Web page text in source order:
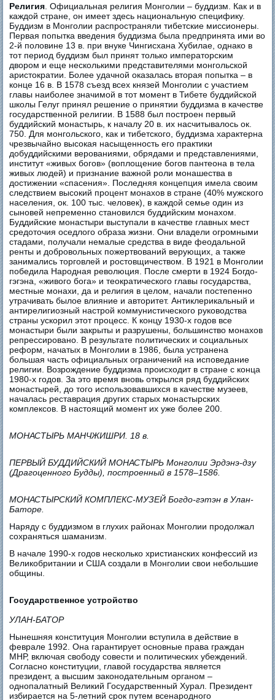
Религия . Официальная религия Монголии – буддизм. Как и в
каждой стране, он имеет здесь национальную специфику.
Буддизм в Монголии распространяли тибетские миссионеры.
Первая попытка введения буддизма была предпринята ими во
2-й половине 13 в. при внуке Чингисхана Хубилае, однако в
тот период буддизм был принят только императорским
двором и еще несколькими представителями монгольской
аристократии. Более удачной оказалась вторая попытка – в
конце 16 в. В 1578 съезд всех князей Монголии с участием
главы наиболее значимой в тот момент в Тибете буддийской
школы Гелуг принял решение о принятии буддизма в качестве
государственной религии. В 1588 был построен первый
буддийский монастырь, к началу 20 в. их насчитывалось ок.
750. Для монгольского, как и тибетского, буддизма характерна
чрезвычайно высокая насыщенность его практики
добуддийскими верованиями, обрядами и представлениями,
институт «живых богов» (воплощение богов пантеона в тела
живых людей) и признание важной роли монашества в
достижении «спасения». Последняя концепция имела своим
следствием высокий процент монахов в стране (40% мужского
населения, ок. 100 тыс. человек), в каждой семье один из
сыновей непременно становился буддийским монахом.
Буддийские монастыри выступали в качестве главных мест
средоточия оседлого образа жизни. Они владели огромными
стадами, получали немалые средства в виде феодальной
ренты и добровольных пожертвований верующих, а также
занимались торговлей и ростовщичеством. В 1921 в Монголии
победила Народная революция. После смерти в 1924 Богдо-
гэгэна, «живого бога» и теократического главы государства,
местные монахи, да и религия в целом, начали постепенно
утрачивать былое влияние и авторитет. Антиклерикальный и
антирелигиозный настрой коммунистического руководства
страны ускорил этот процесс. К концу 1930-х годов все
монастыри были закрыты и разрушены, большинство монахов
репрессировано. В результате политических и социальных
реформ, начатых в Монголии в 1986, была устранена
большая часть официальных ограничений на исповедание
религии. Возрождение буддизма происходит в стране с конца
1980-х годов. За это время вновь открылся ряд буддийских
монастырей, до того использовавшихся в качестве музеев,
началась реставрация других старых монастырских
комплексов. В настоящий момент их уже более 200.
МОНАСТЫРЬ МАНЧЖИШРИ. 18 в.
ПЕРВЫЙ БУДДИЙСКИЙ МОНАСТЫРЬ Монголии Эрдэнэ-дзу
(Драгоценного Будды), построенный в 1578–1586.
МОНАСТЫРСКИЙ КОМПЛЕКС-МУЗЕЙ Богдо-гэтэн в Улан-
Баторе.
Наряду с буддизмом в глухих районах Монголии продолжал
сохраняться шаманизм.
В начале 1990-х годов несколько христианских конфессий из
Великобритании и США создали в Монголии свои небольшие
общины.
Государственное устройство
УЛАН-БАТОР
Нынешняя конституция Монголии вступила в действие в
феврале 1992. Она гарантирует основные права граждан
МНР, включая свободу совести и политических убеждений.
Согласно конституции, главой государства является
президент, а высшим законодательным органом –
однопалатный Великий Государственный Хурал. Президент
избирается на 5-летний срок путем всенародного